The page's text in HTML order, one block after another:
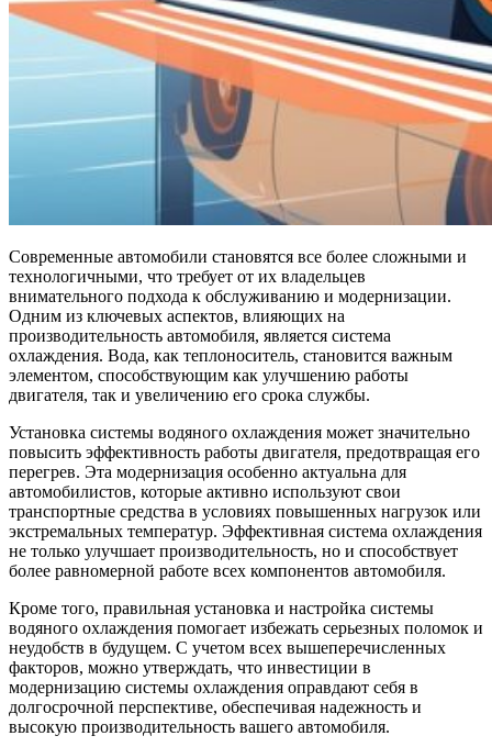
Современные автомобили становятся все более сложными и
технологичными, что требует от их владельцев
внимательного подхода к обслуживанию и модернизации.
Одним из ключевых аспектов, влияющих на
производительность автомобиля, является система
охлаждения. Вода, как теплоноситель, становится важным
элементом, способствующим как улучшению работы
двигателя, так и увеличению его срока службы.
Установка системы водяного охлаждения может значительно
повысить эффективность работы двигателя, предотвращая его
перегрев. Эта модернизация особенно актуальна для
автомобилистов, которые активно используют свои
транспортные средства в условиях повышенных нагрузок или
экстремальных температур. Эффективная система охлаждения
не только улучшает производительность, но и способствует
более равномерной работе всех компонентов автомобиля.
Кроме того, правильная установка и настройка системы
водяного охлаждения помогает избежать серьезных поломок и
неудобств в будущем. С учетом всех вышеперечисленных
факторов, можно утверждать, что инвестиции в
модернизацию системы охлаждения оправдают себя в
долгосрочной перспективе, обеспечивая надежность и
высокую производительность вашего автомобиля.